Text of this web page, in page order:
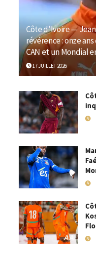
Côte d’Ivoire —
révérence : onze
CAN et un Mondial
17 JUILLET 2026